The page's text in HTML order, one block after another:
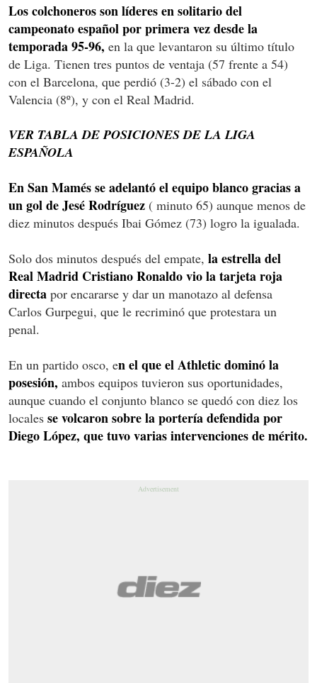
Los colchoneros son líderes en solitario del
campeonato español por primera vez desde la
temporada 95-96, en la que levantaron su último título
de Liga. Tienen tres puntos de ventaja (57 frente a 54)
con el Barcelona, que perdió (3-2) el sábado con el
Valencia (8º), y con el Real Madrid.
VER TABLA DE POSICIONES DE LA LIGA
ESPAÑOLA
En San Mamés se adelantó el equipo blanco gracias a
un gol de Jesé Rodríguez ( minuto 65) aunque menos de
diez minutos después Ibai Gómez (73) logro la igualada.
Solo dos minutos después del empate, la estrella del
Real Madrid Cristiano Ronaldo vio la tarjeta roja
directa por encararse y dar un manotazo al defensa
Carlos Gurpegui, que le recriminó que protestara un
penal.
En un partido osco, en el que el Athletic dominó la
posesión, ambos equipos tuvieron sus oportunidades,
aunque cuando el conjunto blanco se quedó con diez los
locales se volcaron sobre la portería defendida por
Diego López, que tuvo varias intervenciones de mérito.